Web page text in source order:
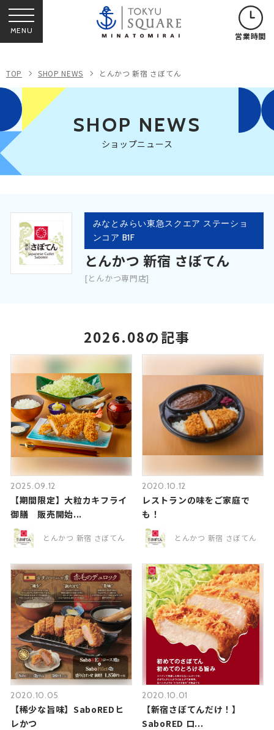
MENU 営業時間
TOP SHOP NEWS とんかつ 新宿 さぼてん
SHOP NEWS
ショップニュース
みなとみらい東急スクエア ステーショ
ンコア B1F
とんかつ 新宿 さぼてん
[とんかつ専門店]
2026.08の記事
2025.09.12
【期間限定】大粒カキフライ
御膳 販売開始...
とんかつ 新宿 さぼてん
2020.10.12
レストランの味をご家庭で
も！
とんかつ 新宿 さぼてん
2020.10.05
【稀少な旨味】SaboREDヒ
レかつ
2020.10.01
【新宿さぼてんだけ！】
SaboRED ロ...